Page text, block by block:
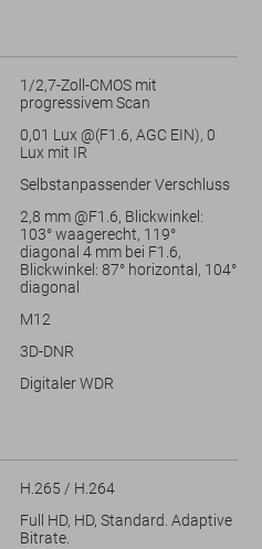
1/2,7-Zoll-CMOS mit
progressivem Scan
0,01 Lux @(F1.6, AGC EIN), 0
Lux mit IR
Selbstanpassender Verschluss
2,8 mm @F1.6, Blickwinkel:
103° waagerecht, 119°
diagonal 4 mm bei F1.6,
Blickwinkel: 87° horizontal, 104°
diagonal
M12
3D-DNR
Digitaler WDR
H.265 / H.264
Full HD, HD, Standard. Adaptive
Bitrate.